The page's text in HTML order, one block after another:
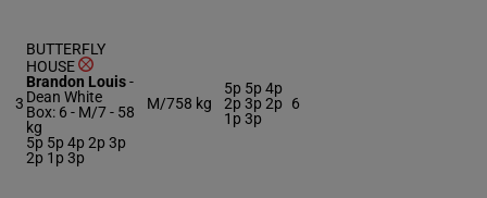
3
BUTTERFLY
HOUSE
Brandon Louis-
Dean White
Box: 6 - M/7 - 58
kg
5p 5p 4p 2p 3p
2p 1p 3p
M/758 kg
5p 5p 4p
2p 3p 2p
1p 3p
6